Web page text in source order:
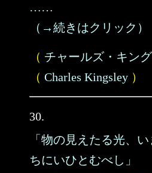
……
（→続きはクリック）
（ チャールズ・キン
（ Charles Kingsley ）
30.
「物の見えたる光、
ちにいひとむべし」